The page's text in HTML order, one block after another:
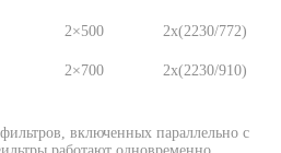
2×500
2x(2230/772)
2×700 2x(2230/910)
включенных параллельно с